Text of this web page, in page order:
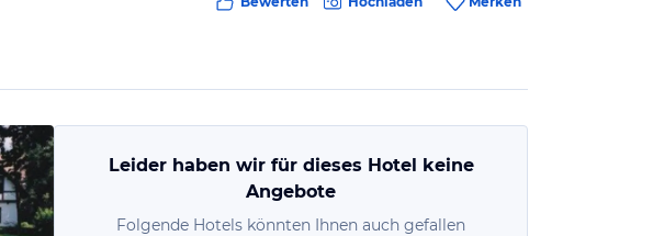
Leider haben wir für dieses Hotel keine
Angebote
Folgende Hotels könnten Ihnen auch gefallen